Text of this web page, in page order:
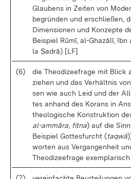
Glau­bens in Zei­ten von
be­grün­den und er­schlie­ßen,
Di­men­sio­nen und Kon­zep­te
Bei­spiel Rūmī, al-G­ha­zālī,
la Ṣa­drā) [LF]
(6)
die Theo­di­ze­e­fra­ge mit
zie­hen und das Ver­hält­nis
sen wie auch Leid und der
tes an­hand des Ko­rans in
theo­lo­gi­sche Kon­struk­ti­on
al-am­mā­ra, fit­na) auf die
Bei­spiel Got­tes­furcht (taqwā
wor­ten aus Ver­gan­gen­heit
Theo­di­ze­e­fra­ge